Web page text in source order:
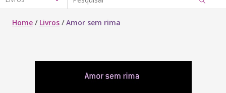
Home / Livros /Amor sem rima